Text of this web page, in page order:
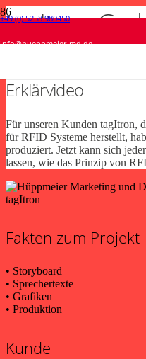
+49 (0) 5258 980450
info@hueppmeier-md.de
tagItron
Erklärvideo
Für unseren Kunden tagItron,
für RFID Systeme herstellt,
produziert. Jetzt kann sich
lassen, wie das Prinzip von
Fakten zum Projekt
• Storyboard
• Sprechertexte
• Grafiken
• Produktion
Kunde
Hella • Messedesign
Fliesenstudio
wtg • Broschüren
TKH Group •